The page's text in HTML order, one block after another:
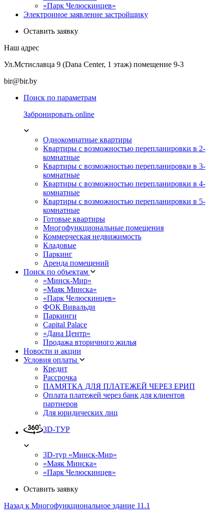
«Парк Челюскинцев»
Электронное заявление застройщику
Оставить заявку
Наш адрес
Ул.Мстиславца 9 (Dana Center, 1 этаж) помещение 9-3
bir@bir.by
Поиск по параметрам
Забронировать online
Однокомнатные квартиры
Квартиры с возможностью перепланировки в 2-
комнатные
Квартиры с возможностью перепланировки в 3-
комнатные
Квартиры с возможностью перепланировки в 4-
комнатные
Квартиры с возможностью перепланировки в 5-
комнатные
Готовые квартиры
Многофункциональные помещения
Коммерческая недвижимость
Кладовые
Паркинг
Аренда помещений
Поиск по объектам
«Минск-Мир»
«Маяк Минска»
«Парк Челюскинцев»
ФОК Вивальди
Паркинги
Capital Palace
«Дана Центр»
Продажа вторичного жилья
Новости и акции
Условия оплаты
Кредит
Рассрочка
ПАМЯТКА ДЛЯ ПЛАТЕЖЕЙ ЧЕРЕЗ ЕРИП
Оплата платежей через банк для клиентов
партнеров
Для юридических лиц
3D-ТУР
3D-тур «Минск-Мир»
«Маяк Минска»
«Парк Челюскинцев»
Оставить заявку
Назад к Многофункциональное здание 11.1